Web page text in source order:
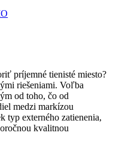
príjemné tienisté miesto?
riešeniami. Voľba
od toho, čo od
medzi markízou
typ externého zatienenia,
kvalitnou